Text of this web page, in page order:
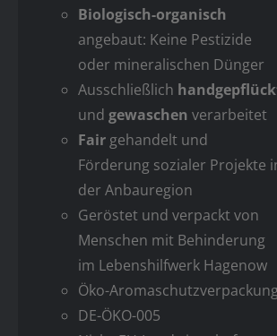
Biologisch-organisch
angebaut: Keine Pestizide
oder mineralischen Dünger
Ausschließlich
und gewaschen verarbeitet
Fair gehandelt und
Förderung sozialer Projekte
der Anbauregion
Geröstet und verpackt von
Menschen mit Behinderung
im Lebenshilfwerk Hagenow
Öko-
DE-ÖKO-005